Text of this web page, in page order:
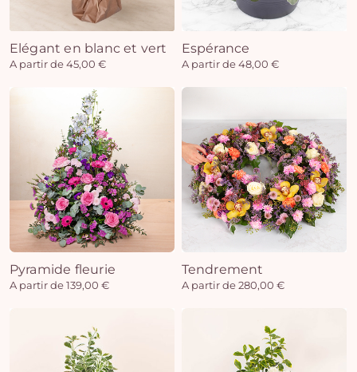
Elégant en blanc et vert
A partir de 45,00 €
Espérance
A partir de 48,00 €
Pyramide fleurie
A partir de 139,00 €
Tendrement
A partir de 280,00 €